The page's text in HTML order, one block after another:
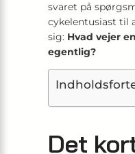
svaret på
cykelentusiast til
sig: Hvad vejer
egentlig?
Det